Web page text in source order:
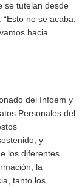
se tutelan desde
no se acaba;
hacia
del Infoem y
Personales del
y
los diferentes
la
tanto los